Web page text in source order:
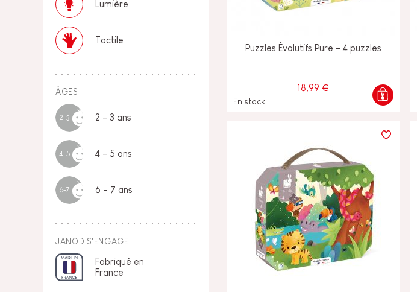
Lumière
Tactile
ÂGES
2-3 2 - 3 ans
4-5 4 - 5 ans
6-7 6 - 7 ans
JANOD S'ENGAGE
Fabriqué en
France
Puzzles Évolutifs Pure - 4 puzzles
18,99 €
En stock